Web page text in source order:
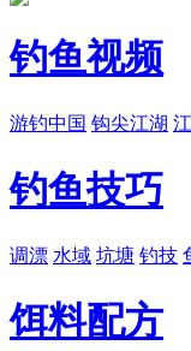
钓鱼视频
游钓中国 钩尖江湖
钓鱼技巧
调漂 水域 坑塘 钓技
饵料配方